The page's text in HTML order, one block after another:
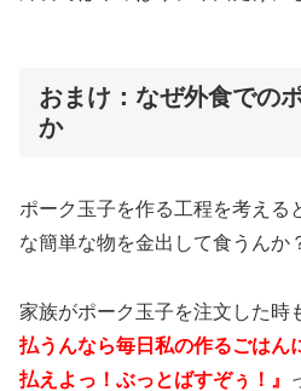
おまけ：なぜ外食での
か
ポーク玉子を作る工程を考える
な簡単な物を金出して食うんか
家族がポーク玉子を注文した時
払うんなら毎日私の作るごはん
払えよっ！ぶっとばすぞぅ！』